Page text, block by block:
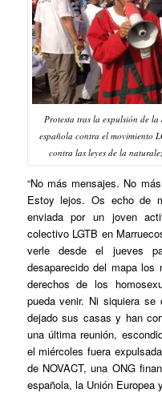
Protesta tras la expulsión de
española contra el movimiento
contra las leyes de la
“No más mensajes. No
Estoy lejos. Os echo de
enviada por un joven
colectivo LGTB en
verle desde el jueves
desaparecido del mapa
derechos de los
pueda venir. Ni siquiera se
dejado sus casas y han
una última reunión,
el miércoles fuera
de NOVACT, una ONG
española, la Unión Europea